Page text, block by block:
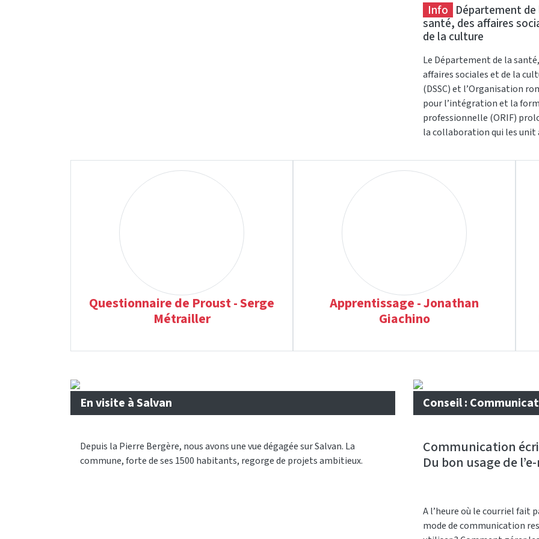
succède à Danièle Tissonnier
récemment annoncé sa
Info Département de
santé, des affaires
de la culture
Le Département de la
affaires sociales et de la
(DSSC) et l’Organisation
pour l’intégration et la
professionnelle (ORIF)
la collaboration qui les unit
d’Union » et décident
partenariat au sein des
pour les dix prochaines
la création d’un atelier de
conciergerie.
Questionnaire de Proust - Serge
Métrailler
Apprentissage - Jonathan
Giachino
En visite à Salvan
Depuis la Pierre Bergère, nous avons une vue dégagée sur Salvan. La
commune, forte de ses 1500 habitants, regorge de projets ambitieux.
Conseil :
Communication
Du bon usage de
A l’heure où le courriel fait
mode de communication